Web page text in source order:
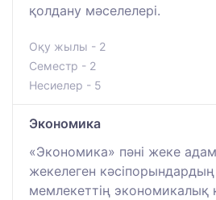
қолдану мәселелері.
Оқу жылы - 2
Семестр - 2
Несиелер - 5
Экономика
«Экономика» пәні жеке
жекелеген
мемлекеттің экономикалық